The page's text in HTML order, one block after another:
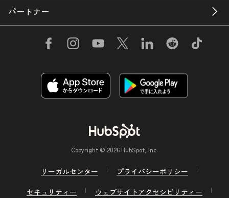
パートナー
Copyright © 2026 HubSpot, Inc.
リーガルセンター
プライバシーポリシー
セキュリティー
ウェブサイトアクセシビリティー